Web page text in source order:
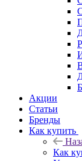
Акции
Статьи
Бренды
Как купить
Как